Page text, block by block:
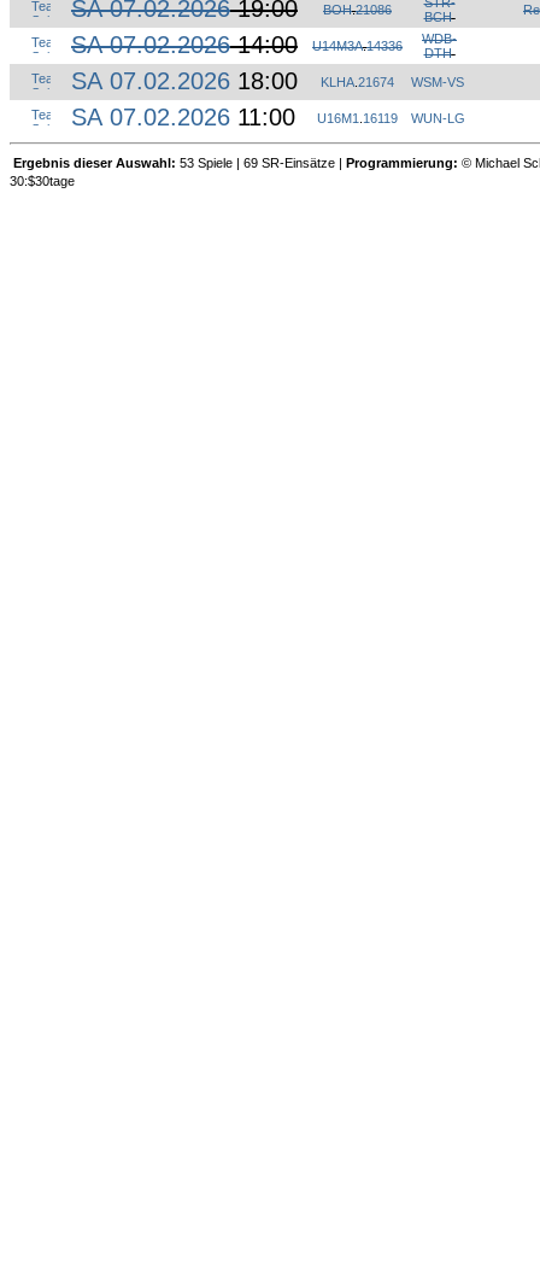
SA 07.02.202619:00 BOH.21086
BCH
SA 07.02.202614:00 U14M3A.14336
WDB-
DTH
SA 07.02.2026 18:00 KLHA 21674 WSM-VS
SA 07.02.2026 11:00 U16M1 16119 WUN-LG
Ergebnis dieser Auswahl: 53 Spiele | 69 SR-Einsätze | Programmierung: © Michael
30:$30tage